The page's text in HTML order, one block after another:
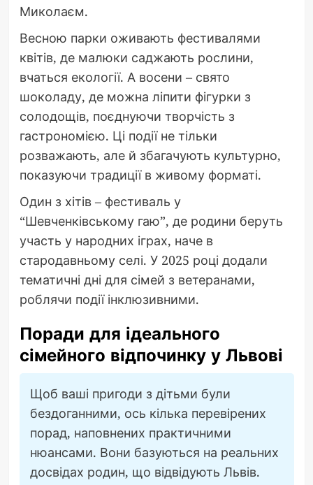
Миколаєм.
Весною парки оживають фестивалями
квітів, де малюки саджають рослини,
вчаться екології. А восени – свято
шоколаду, де можна ліпити фігурки з
солодощів, поєднуючи творчість з
гастрономією. Ці події не тільки
розважають, але й збагачують культурно,
показуючи традиції в живому форматі.
Один з хітів – фестиваль у
“Шевченківському гаю”, де родини беруть
участь у народних іграх, наче в
стародавньому селі. У 2025 році додали
тематичні дні для сімей з ветеранами,
роблячи події інклюзивними.
Поради для ідеального
сімейного відпочинку у Львові
Щоб ваші пригоди з дітьми були
бездоганними, ось кілька перевірених
порад, наповнених практичними
нюансами. Вони базуються на реальних
досвідах родин, що відвідують Львів.